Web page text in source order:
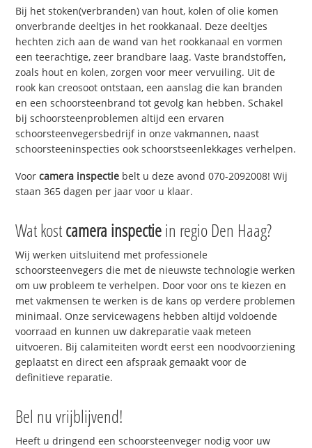
Bij het stoken(verbranden) van hout, kolen of olie komen
onverbrande deeltjes in het rookkanaal. Deze deeltjes
hechten zich aan de wand van het rookkanaal en vormen
een teerachtige, zeer brandbare laag. Vaste brandstoffen,
zoals hout en kolen, zorgen voor meer vervuiling. Uit de
rook kan creosoot ontstaan, een aanslag die kan branden
en een schoorsteenbrand tot gevolg kan hebben. Schakel
bij schoorsteenproblemen altijd een ervaren
schoorsteenvegersbedrijf in onze vakmannen, naast
schoorsteeninspecties ook schoorstseenlekkages verhelpen.
Voorcamera inspectie belt u deze avond 070-2092008! Wij
staan 365 dagen per jaar voor u klaar.
Wat kostcamera inspectiein regio Den Haag?
Wij werken uitsluitend met professionele
schoorsteenvegers die met de nieuwste technologie werken
om uw probleem te verhelpen. Door voor ons te kiezen en
met vakmensen te werken is de kans op verdere problemen
minimaal. Onze servicewagens hebben altijd voldoende
voorraad en kunnen uw dakreparatie vaak meteen
uitvoeren. Bij calamiteiten wordt eerst een noodvoorziening
geplaatst en direct een afspraak gemaakt voor de
definitieve reparatie.
Bel nu vrijblijvend!
Heeft u dringend een schoorsteenveger nodig voor uw